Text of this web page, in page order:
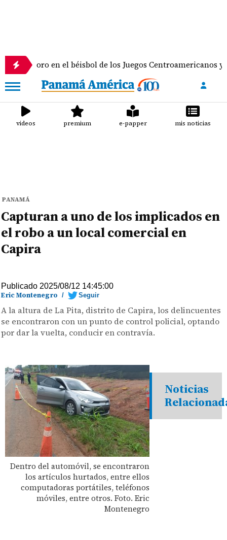
en el béisbol de los Juegos Centroamericanos y del Caribe
videos premium e-papper mis noticias
PANAMÁ
Capturan a uno de los implicados en
el robo a un local comercial en
Capira
Publicado 2025/08/12 14:45:00
Eric Montenegro / Seguir
A la altura de La Pita, distrito de Capira, los delincuentes
se encontraron con un punto de control policial, optando
por dar la vuelta, conducir en contravía.
Dentro del automóvil, se encontraron
los artículos hurtados, entre ellos
computadoras portátiles, teléfonos
móviles, entre otros. Foto. Eric
Montenegro
Noticias